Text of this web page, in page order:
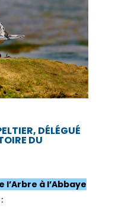
DÉLÉGUÉ
DU
l’Arbre à l’Abbaye